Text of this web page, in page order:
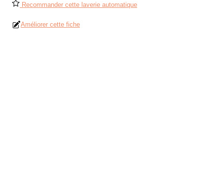
Recommander cette laverie automatique
Améliorer cette fiche